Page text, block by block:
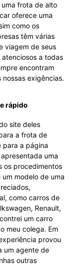
frota de alto
oferece uma
como os
têm várias
viagem de seus
a todas
encontram
exigências.
rápido
site deles
a frota de
para a página
uma
os procedimentos
modelo de uma
como carros de
Renault,
um carro
meu colega. Em
provou
um agente de
outras